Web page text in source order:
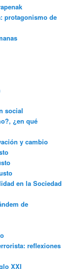
protagonismo de
social
¿en qué
y cambio
en la Sociedad
de
reflexiones
XXI